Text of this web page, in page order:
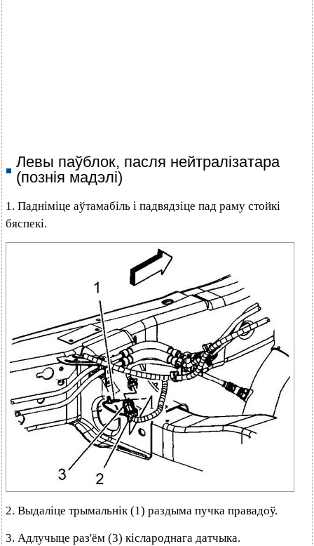
Левы паўблок, пасля нейтралізатара
(познія мадэлі)
1. Падніміце аўтамабіль і падвядзіце пад раму стойкі
бяспекі.
2. Выдаліце трымальнік (1) раздыма пучка правадоў.
3. Адлучыце раз'ём (3) кіслароднага датчыка.